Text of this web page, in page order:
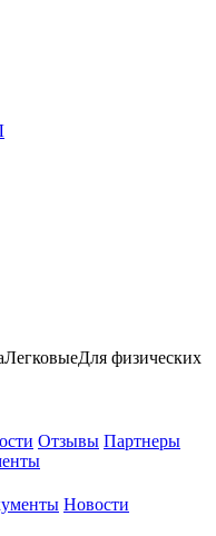
ЛегковыеДля физических
Отзывы Партнеры
Новости